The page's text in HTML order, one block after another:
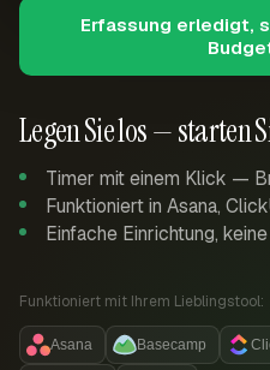
Legen Sie los — starten
Timer mit einem Klick —
Funktioniert in Asana,
Einfache Einrichtung,
Funktioniert mit Ihrem Lieblingstool:
Asana Basecamp
Erfassung erledigt,